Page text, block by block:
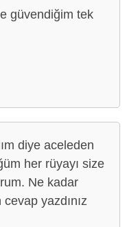
güvendiğim tek
diye aceleden
her rüyayı size
Ne kadar
yazdınız